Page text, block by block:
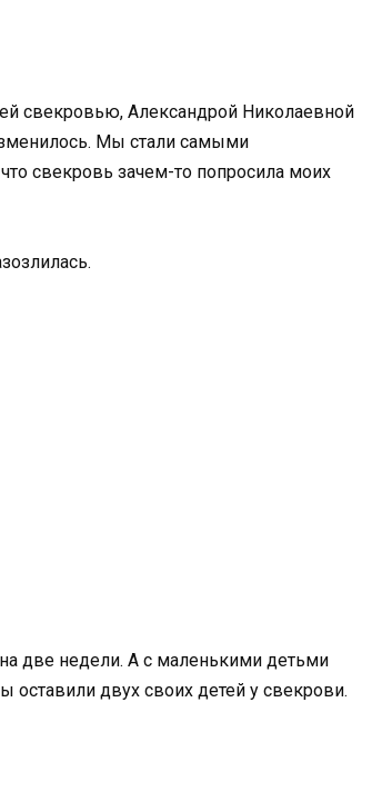
свекровью, Александрой Николаевной
Мы стали самыми
свекровь зачем-то попросила моих
две недели. А с маленькими детьми
оставили двух своих детей у свекрови.